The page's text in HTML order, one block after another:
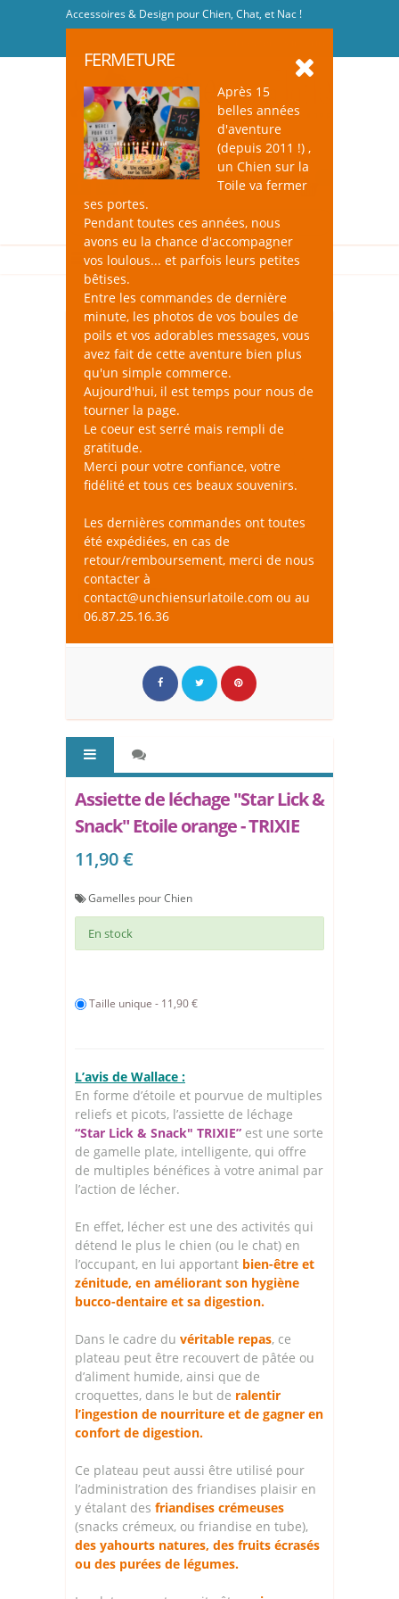
Accessoires & Design pour Chien, Chat, et Nac !
FERMETURE
Après 15
belles années
d'aventure
(depuis 2011 !) ,
un Chien sur la
Toile va fermer
ses portes.
Pendant toutes ces années, nous
avons eu la chance d'accompagner
vos loulous... et parfois leurs petites
bêtises.
Entre les commandes de dernière
minute, les photos de vos boules de
poils et vos adorables messages, vous
avez fait de cette aventure bien plus
qu'un simple commerce.
Aujourd'hui, il est temps pour nous de
tourner la page.
Le coeur est serré mais rempli de
gratitude.
Merci pour votre confiance, votre
fidélité et tous ces beaux souvenirs.
Les dernières commandes ont toutes
été expédiées, en cas de
retour/remboursement, merci de nous
contacter à
contact@unchiensurlatoile.com ou au
06.87.25.16.36
Assiette de léchage "Star Lick &
Snack" Etoile orange - TRIXIE
11,90 €
Gamelles pour Chien
En stock
Taille unique - 11,90 €
L’avis de Wallace :
En forme d’étoile et pourvue de multiples
reliefs et picots, l’assiette de léchage
“Star Lick & Snack" TRIXIE” est une sorte
de gamelle plate, intelligente, qui offre
de multiples bénéfices à votre animal par
l’action de lécher.
En effet, lécher est une des activités qui
détend le plus le chien (ou le chat) en
l’occupant, en lui apportant bien-être et
zénitude, en améliorant son hygiène
bucco-dentaire et sa digestion.
Dans le cadre du véritable repas, ce
plateau peut être recouvert de pâtée ou
d’aliment humide, ainsi que de
croquettes, dans le but de ralentir
l’ingestion de nourriture et de gagner en
confort de digestion.
Ce plateau peut aussi être utilisé pour
l’administration des friandises plaisir en
y étalant des friandises crémeuses
(snacks crémeux, ou friandise en tube),
des yahourts natures, des fruits écrasés
ou des purées de légumes.